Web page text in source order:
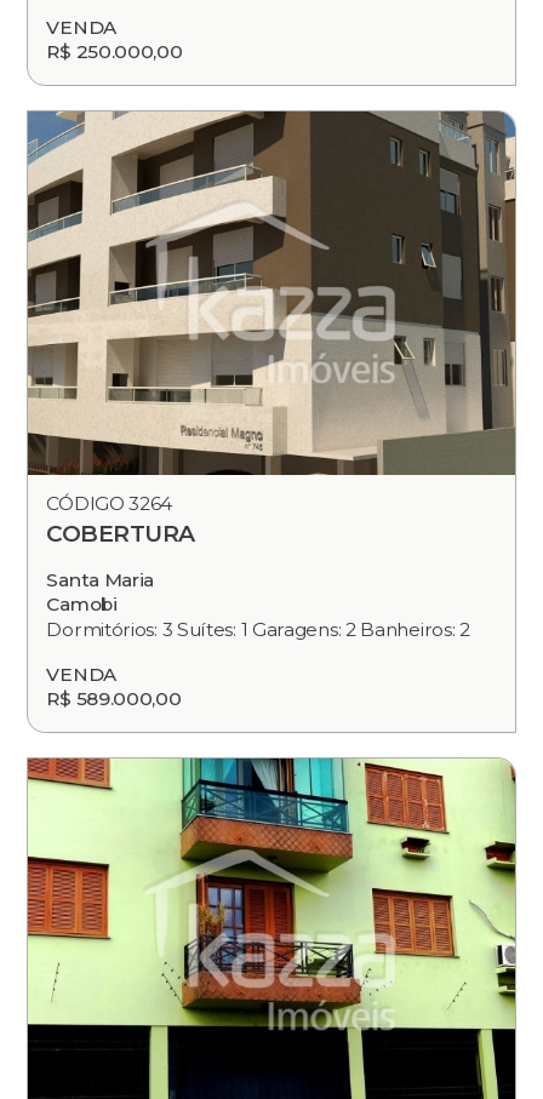
VENDA
R$ 250.000,00
CÓDIGO 3264
COBERTURA
Santa Maria
Camobi
Dormitórios: 3 Suítes: 1 Garagens: 2 Banheiros: 2
VENDA
R$ 589.000,00